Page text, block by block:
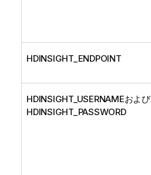
HDINSIGHT_ENDPOINT
HDINSIGHT_USERNAMEおよび
HDINSIGHT_PASSWORD